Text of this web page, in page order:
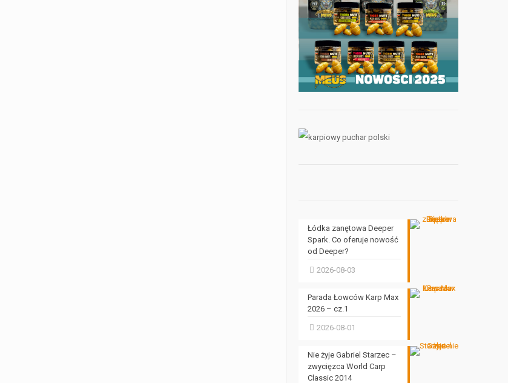
Łódka zanętowa Deeper
Spark. Co oferuje nowość
od Deeper?
2026-08-03
Parada Łowców Karp Max
2026 – cz.1
2026-08-01
Nie żyje Gabriel Starzec –
zwycięzca World Carp
Classic 2014